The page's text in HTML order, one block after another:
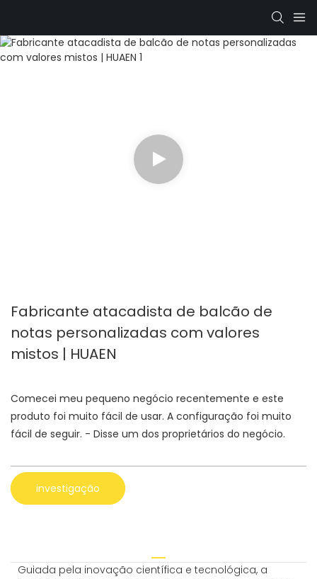
Fabricante atacadista de balcão de
notas personalizadas com valores
mistos | HUAEN
Comecei meu pequeno negócio recentemente e este
produto foi muito fácil de usar. A configuração foi muito
fácil de seguir. - Disse um dos proprietários do negócio.
investigação
Guiada pela inovação científica e tecnológica, a